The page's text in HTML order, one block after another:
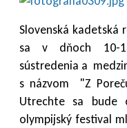
Slovenská kadetská
sa v dňoch 10-
sústredenia a
s názvom "Z
Utrechte sa bude
olympijský festival